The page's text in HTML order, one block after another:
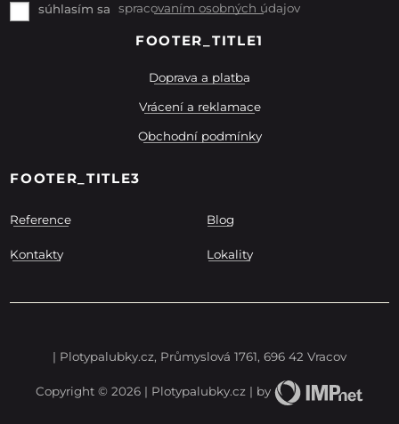
súhlasím sa spracovaním osobných údajov
FOOTER_TITLE1
Doprava a platba
Vrácení a reklamace
Obchodní podmínky
FOOTER_TITLE3
Reference Blog
Kontakty Lokality
| Plotypalubky.cz, Průmyslová 1761, 696 42 Vracov
Copyright © 2026 | Plotypalubky.cz | by